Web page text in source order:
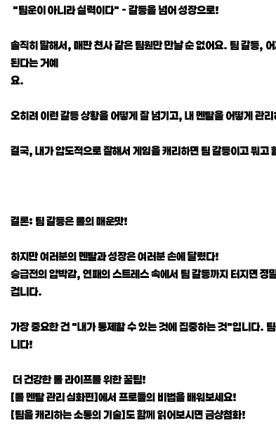
"팀운이 아니라 실력이다" - 갈등을 넘어 성장으로!
솔직히 말해서, 매판 천사 같은 팀원만 만날 순 없어요. 팀 갈등,
된다는 거예
요.
오히려 이런 갈등 상황을 어떻게 잘 넘기고, 내 멘탈을 어떻게 관
결국, 내가 압도적으로 잘해서 게임을 캐리하면 팀 갈등이고 뭐고
결론: 팀 갈등은 롤의 매운맛!
하지만 여러분의 멘탈과 성장은 여러분 손에 달렸다!
승급전의 압박감, 연패의 스트레스 속에서 팀 갈등까지 터지면
겁니다.
가장 중요한 건 "내가 통제할 수 있는 것에 집중하는 것"입니다.
니다!
더 건강한 롤 라이프를 위한 꿀팁!
[롤 멘탈 관리 심화편]에서 프로들의 비법을 배워보세요!
[팀을 캐리하는 소통의 기술]도 함께 읽어보시면 금상첨화!